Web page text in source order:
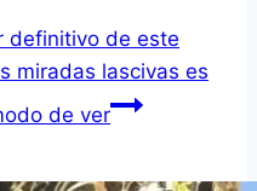
definitivo de este
miradas lascivas es
de ver